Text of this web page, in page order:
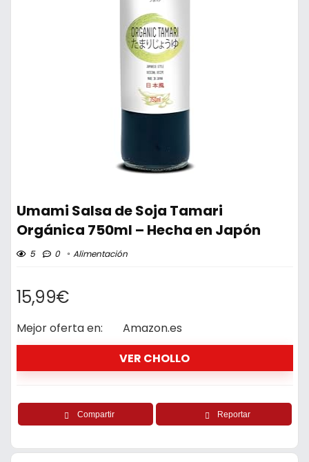
Umami Salsa de Soja Tamari
Orgánica 750ml – Hecha en Japón
5 0 Alimentación
15,99€
Mejor oferta en:
Amazon.es
VER CHOLLO
Compartir Reportar